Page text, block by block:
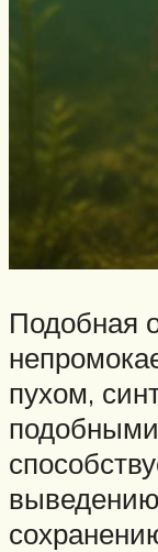
Подобная
пухом,